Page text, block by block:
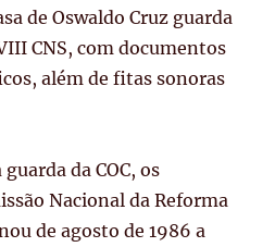
de Oswaldo Cruz guarda
CNS, com documentos
além de fitas sonoras
da COC, os
Nacional da Reforma
de agosto de 1986 a